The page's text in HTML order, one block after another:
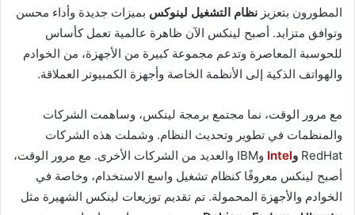
المطورون بتعزيز نظام التشغيل لينوكس بميزات جديدة وأداء محسن
وتوافق متزايد. أصبح لينكس الآن ظاهرة عالمية تعمل كأساس
للحوسبة المعاصرة وتدعم مجموعة كبيرة من الأجهزة، من الخوادم
والهواتف الذكية إلى الأنظمة الخاصة وأجهزة الكمبيوتر العملاقة.
مع مرور الوقت، نما مجتمع برمجة لينكس، وساهمت الشركات
والمنظمات في تطوير وتحديث النظام. وشملت هذه الشركات
RedHat وIntel
وIBM والعديد من الشركات الأخرى. مع مرور الوقت،
أصبح لينكس معروفًا كنظام تشغيل واسع الاستخدام، وخاصة في
الخوادم والأجهزة المحمولة. تم تقديم توزيعات لينكس الشهيرة مثل